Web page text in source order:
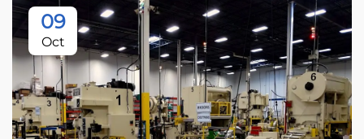
09
Oct